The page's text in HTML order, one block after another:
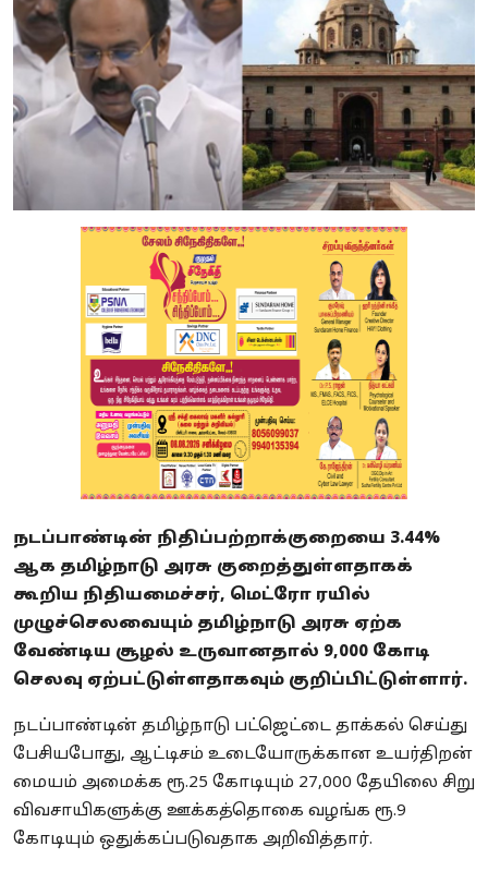
நடப்பாண்டின் நிதிப்பற்றாக்குறையை 3.44%
ஆக தமிழ்நாடு அரசு குறைத்துள்ளதாகக்
கூறிய நிதியமைச்சர், மெட்ரோ ரயில்
முழுச்செலவையும் தமிழ்நாடு அரசு ஏற்க
வேண்டிய சூழல் உருவானதால் 9,000 கோடி
செலவு ஏற்பட்டுள்ளதாகவும் குறிப்பிட்டுள்ளார்.
நடப்பாண்டின் தமிழ்நாடு பட்ஜெட்டை தாக்கல் செய்து
பேசியபோது, ஆட்டிசம் உடையோருக்கான உயர்திறன்
மையம் அமைக்க ரூ.25 கோடியும் 27,000 தேயிலை சிறு
விவசாயிகளுக்கு ஊக்கத்தொகை வழங்க ரூ.9
கோடியும் ஒதுக்கப்படுவதாக அறிவித்தார்.